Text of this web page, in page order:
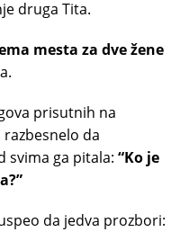
druga Tita.
mesta za dve žene
prisutnih na
da
svima ga pitala: “Ko je
da jedva prozbori: